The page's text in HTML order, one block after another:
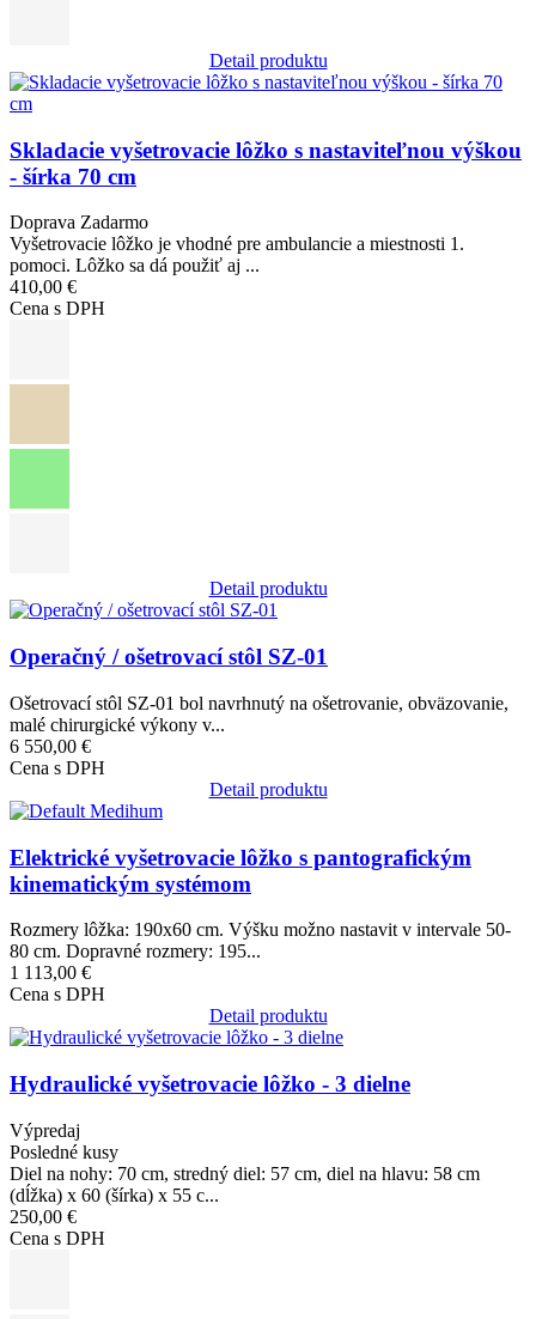
Detail produktu
Obrázok
Skladacie vyšetrovacie lôžko s nastaviteľnou výškou
- šírka 70 cm
Doprava Zadarmo
Vyšetrovacie lôžko je vhodné pre ambulancie a miestnosti 1.
pomoci. Lôžko sa dá použiť aj ...
410,00 €
Cena s DPH
Detail produktu
Obrázok
Operačný / ošetrovací stôl SZ-01
Ošetrovací stôl SZ-01 bol navrhnutý na ošetrovanie, obväzovanie,
malé chirurgické výkony v...
6 550,00 €
Cena s DPH
Detail produktu
Obrázok
Elektrické vyšetrovacie lôžko s pantografickým
kinematickým systémom
Rozmery lôžka: 190x60 cm. Výšku možno nastavit v intervale 50-
80 cm. Dopravné rozmery: 195...
1 113,00 €
Cena s DPH
Detail produktu
Obrázok
Hydraulické vyšetrovacie lôžko - 3 dielne
Výpredaj
Posledné kusy
Diel na nohy: 70 cm, stredný diel: 57 cm, diel na hlavu: 58 cm
(dĺžka) x 60 (šírka) x 55 c...
250,00 €
Cena s DPH